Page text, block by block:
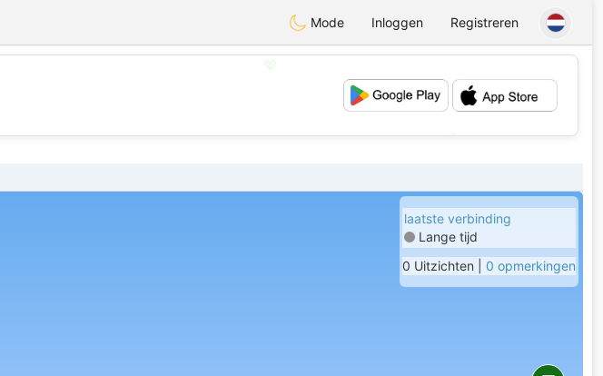
Mode Inloggen Registreren
💕
laatste verbinding
Lange tijd
0 Uitzichten | 0 opmerkingen